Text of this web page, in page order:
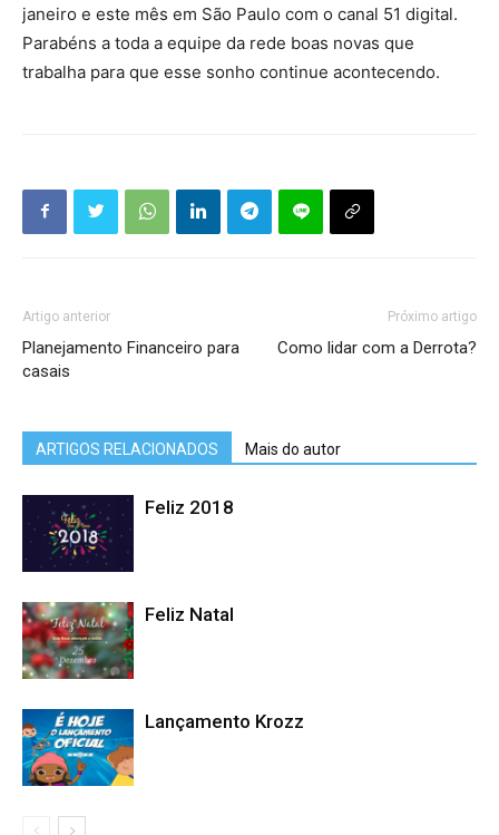
janeiro e este mês em São Paulo com o canal 51 digital.
Parabéns a toda a equipe da rede boas novas que
trabalha para que esse sonho continue acontecendo.
Artigo anterior
Planejamento Financeiro para
casais
Próximo artigo
Como lidar com a Derrota?
ARTIGOS RELACIONADOS Mais do autor
Feliz 2018
Feliz Natal
Lançamento Krozz